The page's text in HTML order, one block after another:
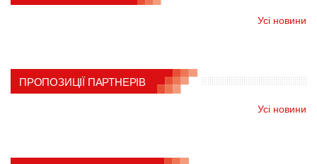
Усі новини
ПРОПОЗИЦІЇ ПАРТНЕРІВ
Усі новини